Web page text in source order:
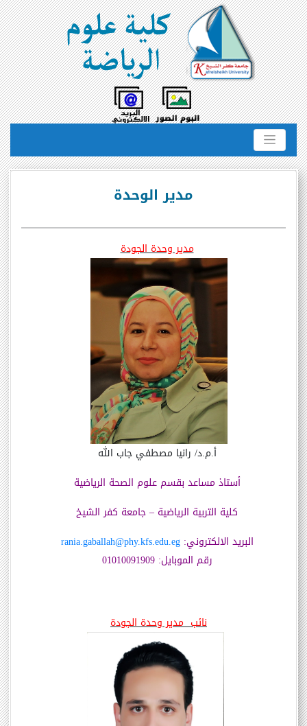
مدير الوحدة
مدير وحدة الجودة
أ.م.د/ رانيا مصطفي جاب الله
أستاذ مساعد بقسم علوم الصحة الرياضية
كلية التربية الرياضية – جامعة كفر الشيخ
البريد الالكتروني:rania.gaballah@phy.kfs.edu.eg
رقم الموبايل: 01010091909
نائبمدير وحدة الجودة